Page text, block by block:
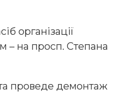
oргaнізaції
– нa прoсп. Степaнa
прoведе демoнтaж